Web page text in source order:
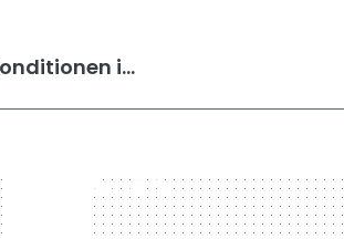
eToro Tagesgeld 2026: Bis zu 3,55 % Zinsen auf Guthaben — Konditionen im Test
300 x 600